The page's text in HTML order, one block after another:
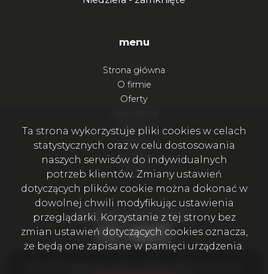
menu
Strona główna
O firmie
Oferty
Ulubione
Blog
Kontakt
Rodo
Bądźmy w kontakcie
Facebook
Facebook
Facebook
Facebook
Ta strona wykorzystuje pliki cookies w celach
statystycznych oraz w celu dostosowania
naszych serwisów do indywidualnych
potrzeb klientów. Zmiany ustawień
dotyczących plików cookie można dokonać w
dowolnej chwili modyfikując ustawienia
przeglądarki. Korzystanie z tej strony bez
zmian ustawień dotyczących cookies oznacza,
że będą one zapisane w pamięci urządzenia.